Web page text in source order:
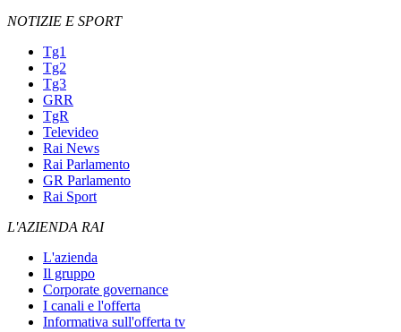
NOTIZIE E SPORT
Tg1
Tg2
Tg3
GRR
TgR
Televideo
Rai News
Rai Parlamento
GR Parlamento
Rai Sport
L'AZIENDA RAI
L'azienda
Il gruppo
Corporate governance
I canali e l'offerta
Informativa sull'offerta tv